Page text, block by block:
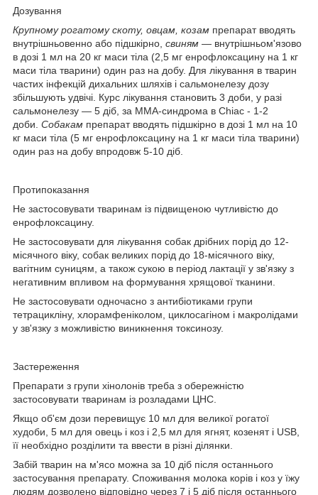
Дозування
Крупному рогатому скоту, овцам, козам препарат вводять
внутрішньовенно або підшкірно, свиням — внутрішньом'язово
в дозі 1 мл на 20 кг маси тіла (2,5 мг енрофлоксацину на 1 кг
маси тіла тварини) один раз на добу. Для лікування в тварин
частих інфекцій дихальних шляхів і сальмонелезу дозу
збільшують удвічі. Курс лікування становить 3 доби, у разі
сальмонелезу — 5 діб, за ММА-синдрома в Chiac - 1-2
доби. Собакам препарат вводять підшкірно в дозі 1 мл на 10
кг маси тіла (5 мг енрофлоксацину на 1 кг маси тіла тварини)
один раз на добу впродовж 5-10 діб.
Протипоказання
Не застосовувати тваринам із підвищеною чутливістю до
енрофлоксацину.
Не застосовувати для лікування собак дрібних порід до 12-
місячного віку, собак великих порід до 18-місячного віку,
вагітним суницям, а також сукою в період лактації у зв'язку з
негативним впливом на формування хрящової тканини.
Не застосовувати одночасно з антибіотиками групи
тетрацикліну, хлорамфеніколом, циклосагіном і макролідами
у зв'язку з можливістю виникнення токсинозу.
Застереження
Препарати з групи хінолонів треба з обережністю
застосовувати тваринам із розладами ЦНС.
Якщо об'єм дози перевищує 10 мл для великої рогатої
худоби, 5 мл для овець і коз і 2,5 мл для ягнят, козенят і USB,
її необхідно розділити та ввести в різні ділянки.
Забій тварин на м'ясо можна за 10 діб після останнього
застосування препарату. Споживання молока корів і коз у їжу
людям дозволено відповідно через 7 і 5 діб після останнього